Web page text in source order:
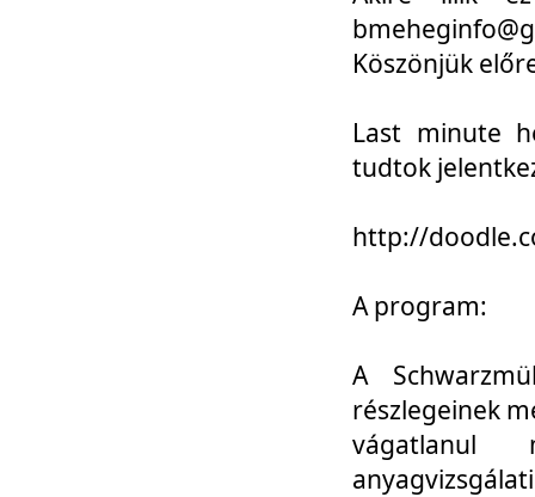
Köszönjük
Last minute
tudtok
http://
A program:
A
részlegeinek
vágatlanul